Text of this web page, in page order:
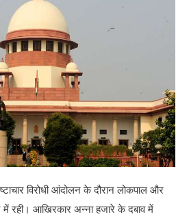
विरोधी आंदोलन के दौरान लोकपाल और
में रही। आखिरकार अन्ना हजारे के दबाव में